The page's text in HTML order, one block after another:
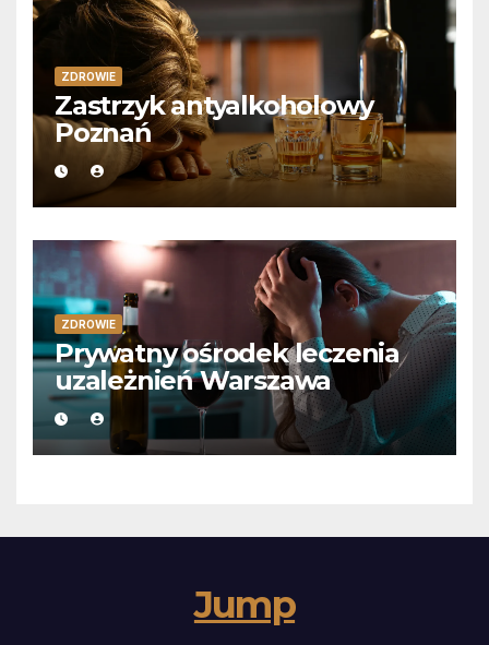
ZDROWIE
Zastrzyk antyalkoholowy
Poznań
ZDROWIE
Prywatny ośrodek leczenia
uzależnień Warszawa
Jump